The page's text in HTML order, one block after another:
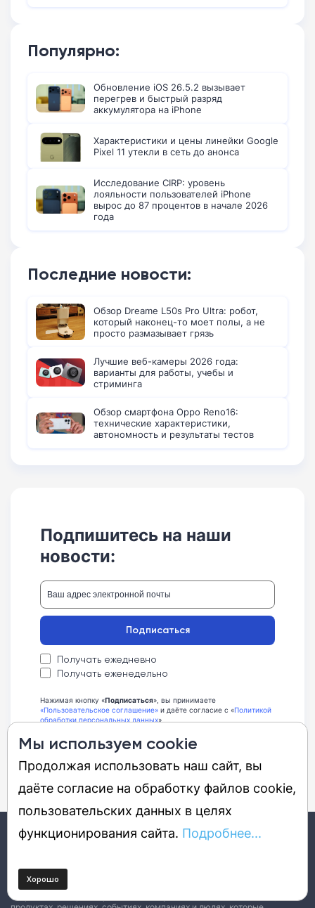
Популярно:
Обновление iOS 26.5.2 вызывает
перегрев и быстрый разряд
аккумулятора на iPhone
Характеристики и цены линейки Google
Pixel 11 утекли в сеть до анонса
Исследование CIRP: уровень
лояльности пользователей iPhone
вырос до 87 процентов в начале 2026
года
Последние новости:
Обзор Dreame L50s Pro Ultra: робот,
который наконец-то моет полы, а не
просто размазывает грязь
Лучшие веб-камеры 2026 года:
варианты для работы, учебы и
стриминга
Обзор смартфона Oppo Reno16:
технические характеристики,
автономность и результаты тестов
Подпишитесь на наши
новости:
Получать ежедневно
Получать еженедельно
Подписаться
Нажимая кнопку «Подписаться», вы принимаете
«Пользовательское соглашение» и даёте согласие с «Политикой
обработки персональных данных»
DGL.RU – это портал о будущем, которое уже наступило. Мы
стараемся интересно рассказать об удивительных технологиях,
Мы используем cookie
Продолжая использовать наш сайт, вы
даёте согласие на обработку файлов cookie,
пользовательских данных в целях
функционирования сайта. Подробнее...